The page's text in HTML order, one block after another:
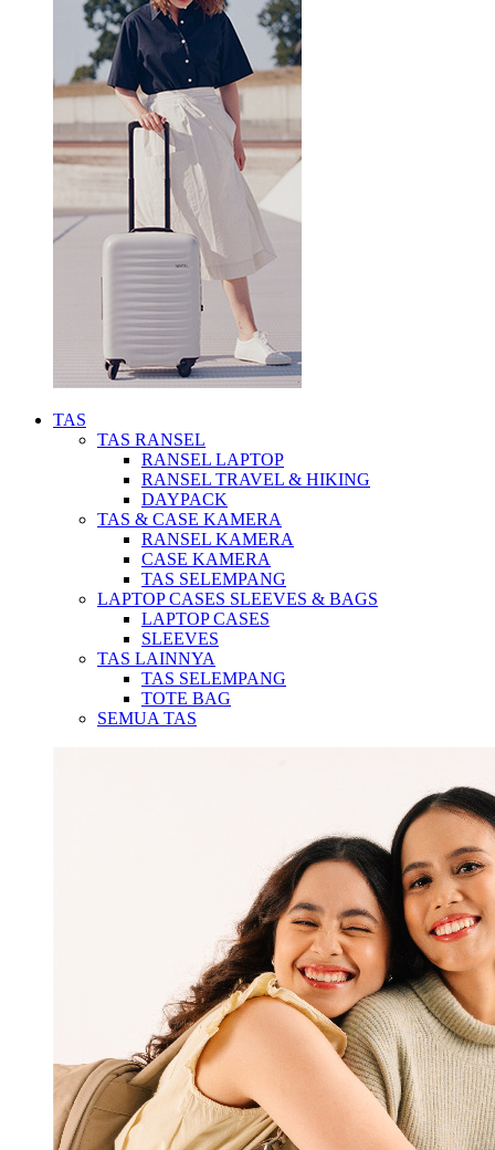
TAS
TAS RANSEL
RANSEL LAPTOP
RANSEL TRAVEL & HIKING
DAYPACK
TAS & CASE KAMERA
RANSEL KAMERA
CASE KAMERA
TAS SELEMPANG
LAPTOP CASES SLEEVES & BAGS
LAPTOP CASES
SLEEVES
TAS LAINNYA
TAS SELEMPANG
TOTE BAG
SEMUA TAS